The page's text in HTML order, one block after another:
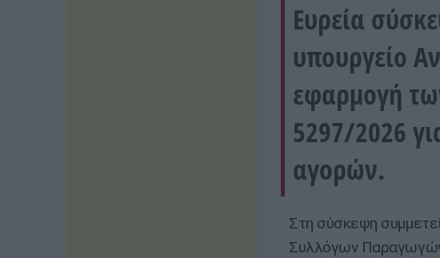
Ευρεία
υπουργείο
εφαρμογή
5297/2026
αγορών.
Στη σύσκεψη
Συλλόγων